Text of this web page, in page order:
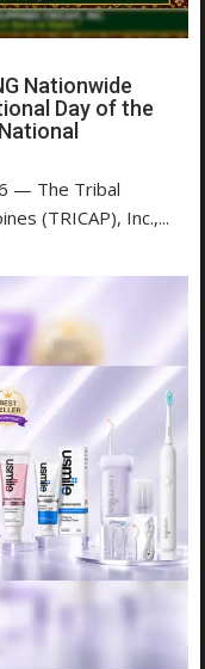
Nationwide
Day of the
— The Tribal
(TRICAP), Inc.,...